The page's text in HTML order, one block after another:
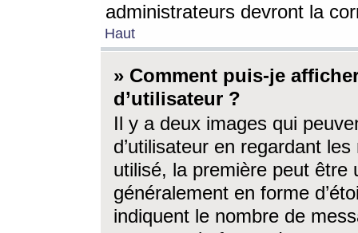
administrateurs devront la
Haut
» Comment puis-je
d’utilisateur ?
Il y a deux images qui
d’utilisateur en regardant
utilisé, la première peut être
généralement en forme
indiquent le nombre de